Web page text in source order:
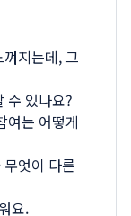
지는데, 그
수 있나요?
여는 어떻게
엇이 다른
요.